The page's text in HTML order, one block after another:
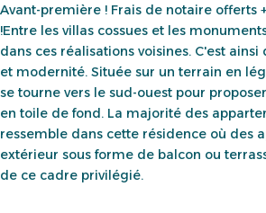
Avant-première ! Frais de notaire offerts
!Entre les villas cossues et les
dans ces réalisations voisines. C'est
et modernité. Située sur un terrain en
se tourne vers le sud-ouest pour
en toile de fond. La majorité des
ressemble dans cette résidence où des
extérieur sous forme de balcon ou
de ce cadre privilégié.